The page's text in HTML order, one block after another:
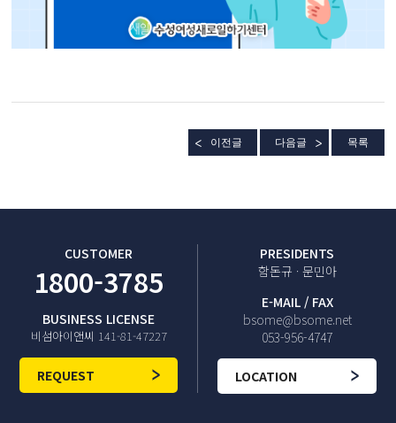
이전글 다음글 목록
CUSTOMER
1800-3785
BUSINESS LICENSE
비섬아이앤씨 141-81-47227
REQUEST
PRESIDENTS
함돈규 · 문민아
E-MAIL / FAX
bsome@bsome.net
053-956-4747
LOCATION